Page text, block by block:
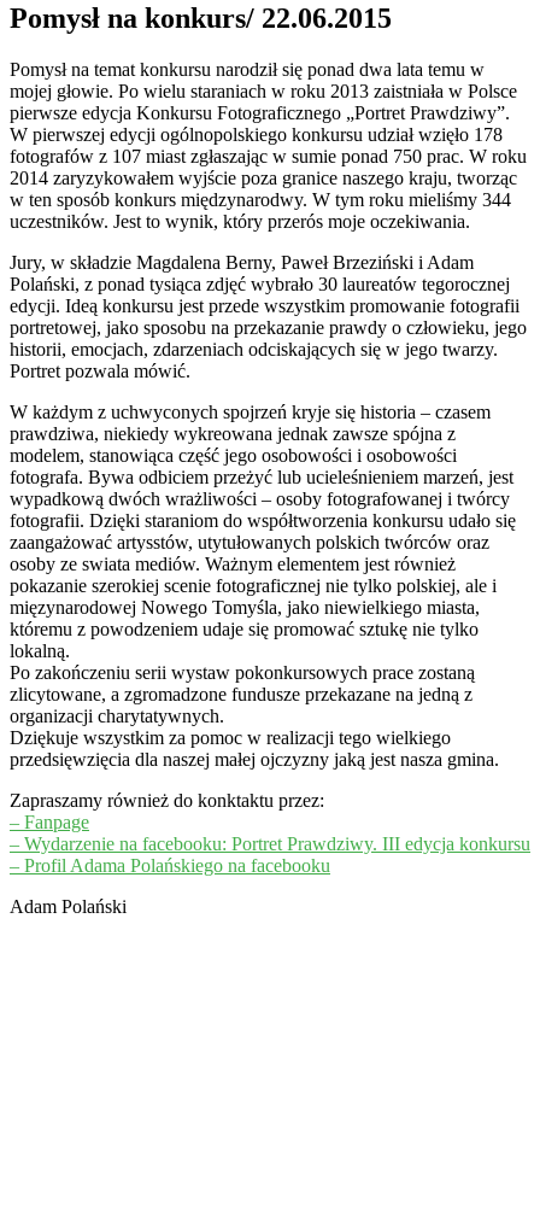
Pomysł na konkurs/ 22.06.2015
Pomysł na temat konkursu narodził się ponad dwa lata temu w
mojej głowie. Po wielu staraniach w roku 2013 zaistniała w Polsce
pierwsze edycja Konkursu Fotograficznego „Portret Prawdziwy”.
W pierwszej edycji ogólnopolskiego konkursu udział wzięło 178
fotografów z 107 miast zgłaszając w sumie ponad 750 prac. W roku
2014 zaryzykowałem wyjście poza granice naszego kraju, tworząc
w ten sposób konkurs międzynarodwy. W tym roku mieliśmy 344
uczestników. Jest to wynik, który przerós moje oczekiwania.
Jury, w składzie Magdalena Berny, Paweł Brzeziński i Adam
Polański, z ponad tysiąca zdjęć wybrało 30 laureatów tegorocznej
edycji. Ideą konkursu jest przede wszystkim promowanie fotografii
portretowej, jako sposobu na przekazanie prawdy o człowieku, jego
historii, emocjach, zdarzeniach odciskających się w jego twarzy.
Portret pozwala mówić.
W każdym z uchwyconych spojrzeń kryje się historia – czasem
prawdziwa, niekiedy wykreowana jednak zawsze spójna z
modelem, stanowiąca część jego osobowości i osobowości
fotografa. Bywa odbiciem przeżyć lub ucieleśnieniem marzeń, jest
wypadkową dwóch wrażliwości – osoby fotografowanej i twórcy
fotografii. Dzięki staraniom do współtworzenia konkursu udało się
zaangażować artysstów, utytułowanych polskich twórców oraz
osoby ze swiata mediów. Ważnym elementem jest również
pokazanie szerokiej scenie fotograficznej nie tylko polskiej, ale i
mięzynarodowej Nowego Tomyśla, jako niewielkiego miasta,
któremu z powodzeniem udaje się promować sztukę nie tylko
lokalną.
Po zakończeniu serii wystaw pokonkursowych prace zostaną
zlicytowane, a zgromadzone fundusze przekazane na jedną z
organizacji charytatywnych.
Dziękuje wszystkim za pomoc w realizacji tego wielkiego
przedsięwzięcia dla naszej małej ojczyzny jaką jest nasza gmina.
Zapraszamy również do konktaktu przez:
– Fanpage
– Wydarzenie na facebooku: Portret Prawdziwy. III edycja konkursu
– Profil Adama Polańskiego na facebooku
Adam Polański